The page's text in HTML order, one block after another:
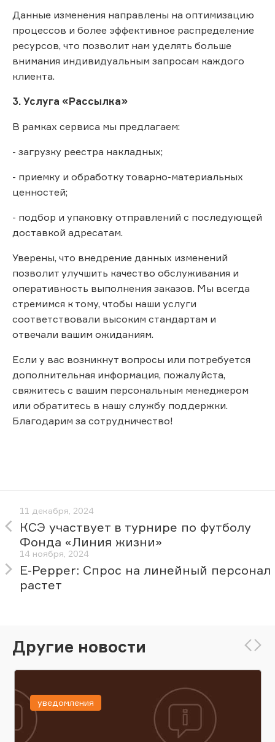
Данные изменения направлены на оптимизацию
процессов и более эффективное распределение
ресурсов, что позволит нам уделять больше
внимания индивидуальным запросам каждого
клиента.
3. Услуга «Рассылка»
В рамках сервиса мы предлагаем:
- загрузку реестра накладных;
- приемку и обработку товарно-материальных
ценностей;
- подбор и упаковку отправлений с последующей
доставкой адресатам.
Уверены, что внедрение данных изменений
позволит улучшить качество обслуживания и
оперативность выполнения заказов. Мы всегда
стремимся к тому, чтобы наши услуги
соответствовали высоким стандартам и
отвечали вашим ожиданиям.
Если у вас возникнут вопросы или потребуется
дополнительная информация, пожалуйста,
свяжитесь с вашим персональным менеджером
или обратитесь в нашу службу поддержки.
Благодарим за сотрудничество!
11 декабря, 2024
КСЭ участвует в турнире по футболу
Фонда «Линия жизни»
14 ноября, 2024
E-Pepper: Спрос на линейный персонал
растет
Другие новости
уведомления